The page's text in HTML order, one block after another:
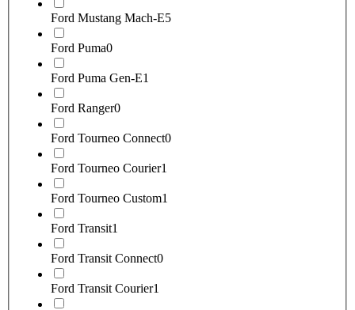
Ford Mustang Mach-E5
Ford Puma0
Ford Puma Gen-E1
Ford Ranger0
Ford Tourneo Connect0
Ford Tourneo Courier1
Ford Tourneo Custom1
Ford Transit1
Ford Transit Connect0
Ford Transit Courier1